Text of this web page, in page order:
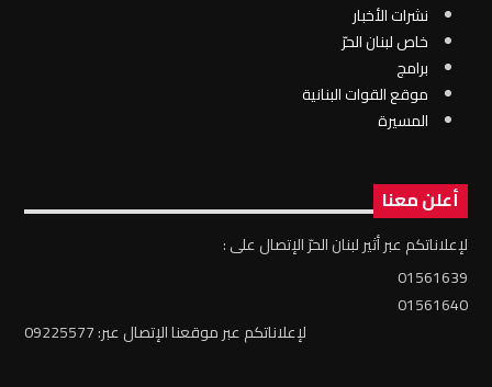
نشرات الأخبار
خاص لبنان الحرّ
برامج
موقع القوات البنانية
المسيرة
أعلن معنا
لإعلاناتكم عبر أثير لبنان الحرّ الإتصال على :
01561639
01561640
لإعلاناتكم عبر موقعنا الإتصال عبر: 09225577